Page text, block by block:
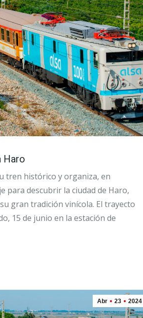
Haro
tren histórico y organiza, en
para descubrir la ciudad de Haro,
gran tradición vinícola. El trayecto
15 de junio en la estación de
Abr 23 2024